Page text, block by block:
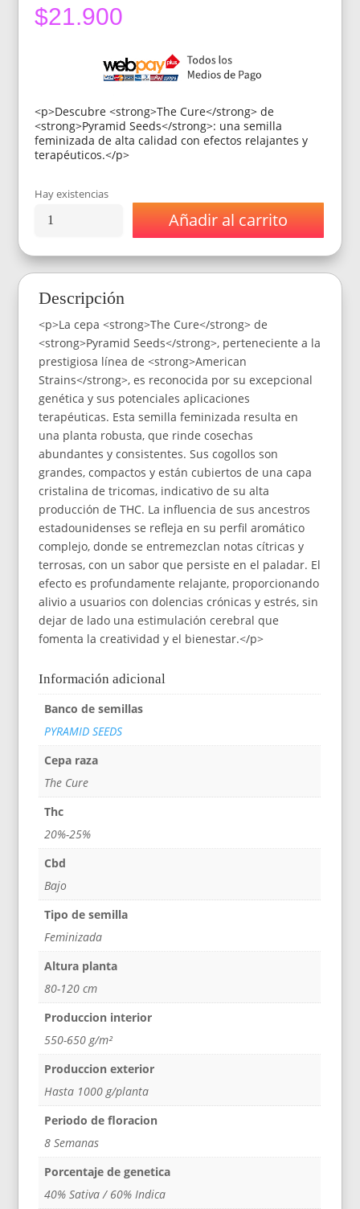
$21.900
<p>Descubre <strong>The Cure</strong> de
<strong>Pyramid Seeds</strong>: una semilla
feminizada de alta calidad con efectos relajantes y
terapéuticos.</p>
Hay existencias
Semillas
American
Strain
Cure
x4
cantidad
Añadir al carrito
Descripción
<p>La cepa <strong>The Cure</strong> de
<strong>Pyramid Seeds</strong>, perteneciente a la
prestigiosa línea de <strong>American
Strains</strong>, es reconocida por su excepcional
genética y sus potenciales aplicaciones
terapéuticas. Esta semilla feminizada resulta en
una planta robusta, que rinde cosechas
abundantes y consistentes. Sus cogollos son
grandes, compactos y están cubiertos de una capa
cristalina de tricomas, indicativo de su alta
producción de THC. La influencia de sus ancestros
estadounidenses se refleja en su perfil aromático
complejo, donde se entremezclan notas cítricas y
terrosas, con un sabor que persiste en el paladar. El
efecto es profundamente relajante, proporcionando
alivio a usuarios con dolencias crónicas y estrés, sin
dejar de lado una estimulación cerebral que
fomenta la creatividad y el bienestar.</p>
Información adicional
Banco de semillas
PYRAMID SEEDS
Cepa raza
The Cure
Thc
20%-25%
Cbd
Bajo
Tipo de semilla
Feminizada
Altura planta
80-120 cm
Produccion interior
550-650 g/m²
Produccion exterior
Hasta 1000 g/planta
Periodo de floracion
8 Semanas
Porcentaje de genetica
40% Sativa / 60% Indica